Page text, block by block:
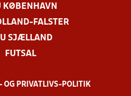
KØBENHAVN
FALSTER
SJÆLLAND
FUTSAL
OG PRIVATLIVS-POLITIK